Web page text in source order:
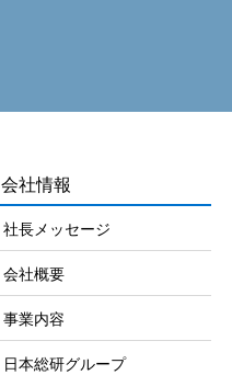
会社情報
社長メッセージ
会社概要
事業内容
日本総研グループ